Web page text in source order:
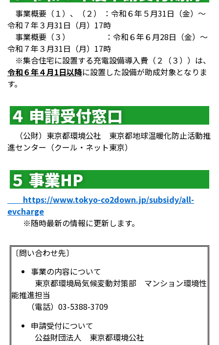
事業概要（１）、（２） ：令和６年５月31日（金）～
令和７年３月31日（月）17時
事業概要（３） ：令和６年６月28日（金）～
令和７年３月31日（月）17時
※集合住宅に設置する充電設備導入費（２（３））は、
令和６年４月1日以降に設置した設備が助成対象となりま
す。
４ 申請受付窓口
（公財）東京都環境公社 東京都地球温暖化防止活動推
進センター（クール・ネット東京）
５ 事業HP
https://www.tokyo-co2down.jp/subsidy/all-
evcharge
※随時最新の情報に更新します。
〔問い合わせ先〕
事業の内容について
東京都環境局気候変動対策部 マンション環境性
能推進担当
（電話）03-5388-3709
申請受付について
公益財団法人 東京都環境公社